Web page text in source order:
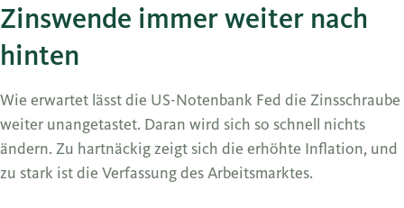
Zinswende immer weiter nach
hinten
Wie erwartet lässt die US-Notenbank Fed die Zinsschraube
weiter unangetastet. Daran wird sich so schnell nichts
ändern. Zu hartnäckig zeigt sich die erhöhte Inflation, und
zu stark ist die Verfassung des Arbeitsmarktes.